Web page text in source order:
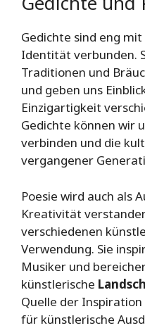
Gedichte sind eng
Identität verbunden.
Traditionen und
und geben uns
Einzigartigkeit
Gedichte können wir
verbinden und die
vergangener
Poesie wird auch als
Kreativität
verschiedenen
Verwendung. Sie
Musiker und
künstlerische
Quelle der
für künstlerische